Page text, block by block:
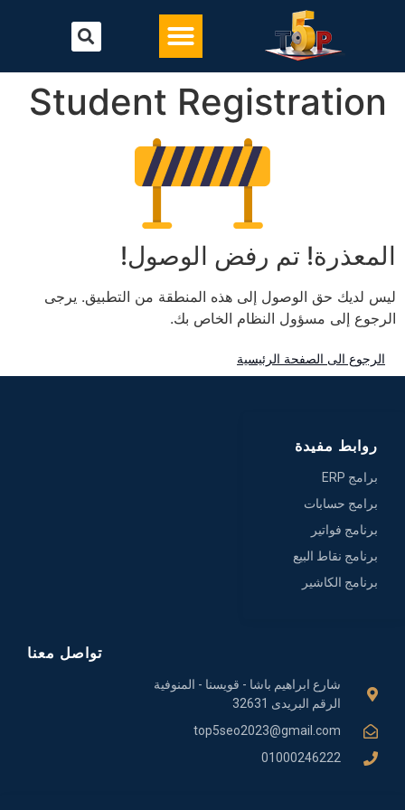
Student Registration
المعذرة! تم رفض الوصول!
ليس لديك حق الوصول إلى هذه المنطقة من التطبيق. يرجى
الرجوع إلى مسؤول النظام الخاص بك.
الرجوع الى الصفحة الرئيسية
تواصل معنا
شارع ابراهيم باشا - قويسنا - المنوفية
الرقم البريدى 32631
top5seo2023@gmail.com
01000246222
روابط مفيدة
برامج ERP
برامج حسابات
برنامج فواتير
برنامج نقاط البيع
برنامج الكاشير